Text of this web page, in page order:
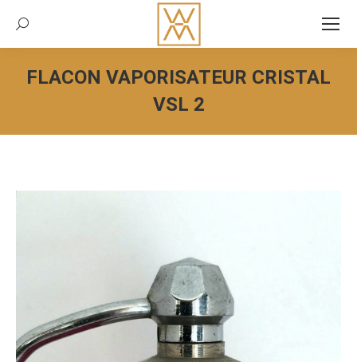
Recherche:
FLACON VAPORISATEUR CRISTAL
VSL 2
Vous êtes ici :